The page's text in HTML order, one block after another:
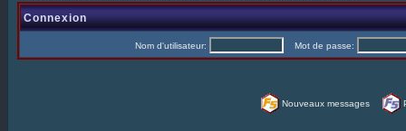
Connexion
Nom d'utilisateur: Mot de passe:
Nouveaux messages